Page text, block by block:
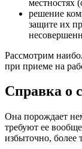
местностях
решение
защите их
Рассмотрим
при приеме на
Справка о
Она порождает
требуют ее
избыточно, более